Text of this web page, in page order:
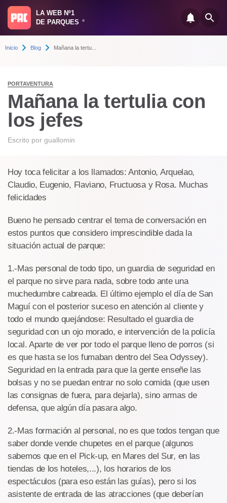
LA WEB Nº1
DE PARQUES
®
Inicio Blog Mañana la tertu...
PORTAVENTURA
Mañana la tertulia con
los jefes
Escrito por guallomin
Hoy toca felicitar a los llamados: Antonio, Arquelao,
Claudio, Eugenio, Flaviano, Fructuosa y Rosa. Muchas
felicidades
Bueno he pensado centrar el tema de conversación en
estos puntos que considero imprescindible dada la
situación actual de parque:
1.-Mas personal de todo tipo, un guardia de seguridad en
el parque no sirve para nada, sobre todo ante una
muchedumbre cabreada. El último ejemplo el día de San
Maguí con el posterior suceso en atención al cliente y
todo el mundo quejándose: Resultado el guardia de
seguridad con un ojo morado, e intervención de la policía
local. Aparte de ver por todo el parque lleno de porros (si
es que hasta se los fumaban dentro del Sea Odyssey).
Seguridad en la entrada para que la gente enseñe las
bolsas y no se puedan entrar no solo comida (que usen
las consignas de fuera, para dejarla), sino armas de
defensa, que algún día pasara algo.
2.-Mas formación al personal, no es que todos tengan que
saber donde vende chupetes en el parque (algunos
sabemos que en el Pick-up, en Mares del Sur, en las
tiendas de los hoteles,...), los horarios de los
espectáculos (para eso están las guías), pero si los
asistente de entrada de las atracciones (que deberían